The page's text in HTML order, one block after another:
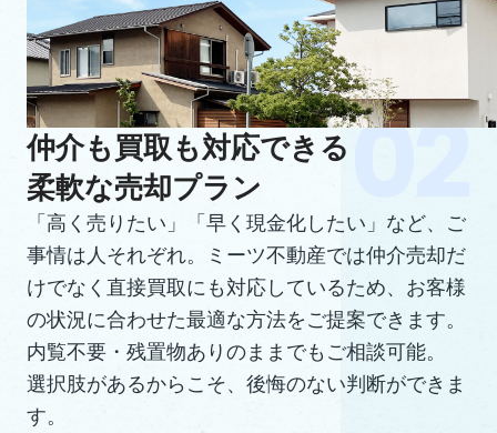
仲介も買取も対応できる
柔軟な売却プラン
「高く売りたい」「早く現金化したい」など、ご
事情は人それぞれ。ミーツ不動産では仲介売却だ
けでなく直接買取にも対応しているため、お客様
の状況に合わせた最適な方法をご提案できます。
内覧不要・残置物ありのままでもご相談可能。
選択肢があるからこそ、後悔のない判断ができま
す。